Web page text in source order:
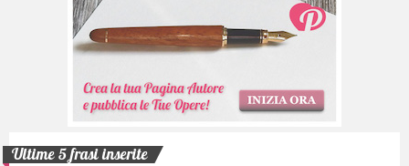
Ultime 5 frasi inserite